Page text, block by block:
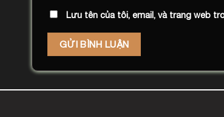
Lưu tên của tôi, email, và trang web